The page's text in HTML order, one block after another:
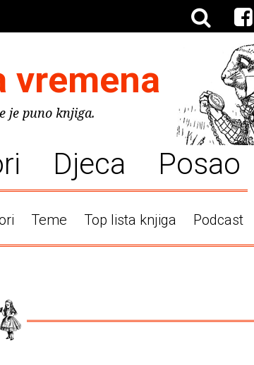
vremena
je puno knjiga.
Djeca Posao
Teme Top lista knjiga Podcast